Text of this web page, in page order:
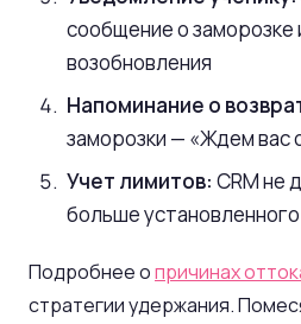
сообщение о заморозке
возобновления
Напоминание о
заморозки — «Ждем вас
Учет лимитов: CRM не
больше
Подробнее опричинах
стратегии удержания.